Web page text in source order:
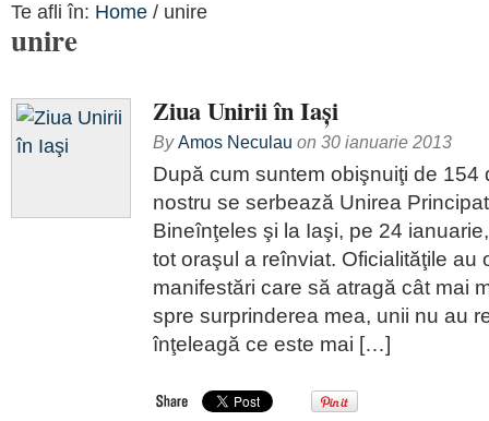
Te afli în: Home / unire
unire
Ziua Unirii în Iaşi
ByAmos Neculau on 30 ianuarie 2013
După cum suntem obişnuiţi de 154
nostru se serbează Unirea
Bineînţeles şi la Iaşi, pe 24
tot oraşul a reînviat. Oficialităţile au
manifestări care să atragă cât mai
spre surprinderea mea, unii nu au
înţeleagă ce este mai […]